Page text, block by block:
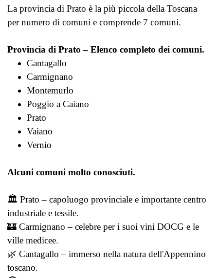
La provincia di Prato è la più piccola della Toscana
per numero di comuni e comprende 7 comuni.
Provincia di Prato – Elenco completo dei comuni.
Cantagallo
Carmignano
Montemurlo
Poggio a Caiano
Prato
Vaiano
Vernio
Alcuni comuni molto conosciuti.
🏛️ Prato – capoluogo provinciale e importante centro
industriale e tessile.
🏰 Carmignano – celebre per i suoi vini DOCG e le
ville medicee.
🌿 Cantagallo – immerso nella natura dell'Appennino
toscano.